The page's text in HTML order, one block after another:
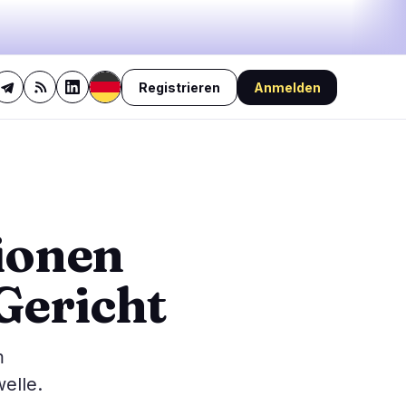
Registrieren Anmelden
0
0
Cloture-Test im September
vor
BULLISH
Lokale Stablecoins könnten
laut IWF die Dollarisierung